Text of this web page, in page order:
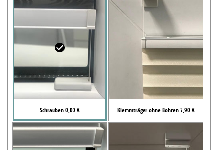
Schrauben 0,00 € Klemmträger ohne Bohren 7,90 €